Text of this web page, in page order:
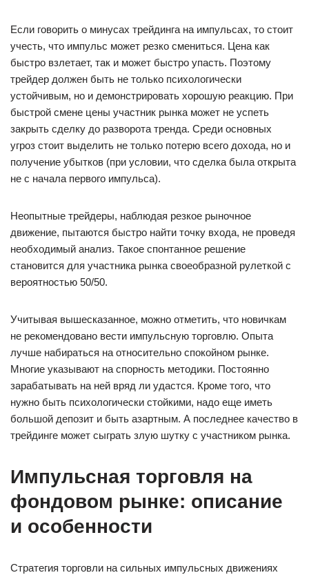
Если говорить о минусах трейдинга на импульсах, то стоит
учесть, что импульс может резко смениться. Цена как
быстро взлетает, так и может быстро упасть. Поэтому
трейдер должен быть не только психологически
устойчивым, но и демонстрировать хорошую реакцию. При
быстрой смене цены участник рынка может не успеть
закрыть сделку до разворота тренда. Среди основных
угроз стоит выделить не только потерю всего дохода, но и
получение убытков (при условии, что сделка была открыта
не с начала первого импульса).
Неопытные трейдеры, наблюдая резкое рыночное
движение, пытаются быстро найти точку входа, не проведя
необходимый анализ. Такое спонтанное решение
становится для участника рынка своеобразной рулеткой с
вероятностью 50/50.
Учитывая вышесказанное, можно отметить, что новичкам
не рекомендовано вести импульсную торговлю. Опыта
лучше набираться на относительно спокойном рынке.
Многие указывают на спорность методики. Постоянно
зарабатывать на ней вряд ли удастся. Кроме того, что
нужно быть психологически стойкими, надо еще иметь
большой депозит и быть азартным. А последнее качество в
трейдинге может сыграть злую шутку с участником рынка.
Импульсная торговля на
фондовом рынке: описание
и особенности
Стратегия торговли на сильных импульсных движениях